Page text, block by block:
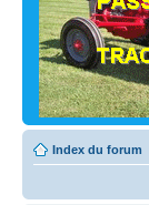
Index du forum